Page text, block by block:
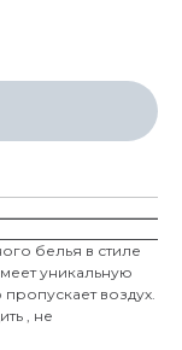
белья в стиле
уникальную
воздух.
, не